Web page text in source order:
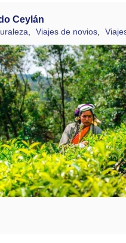
Ceylán
, Viajes de novios,